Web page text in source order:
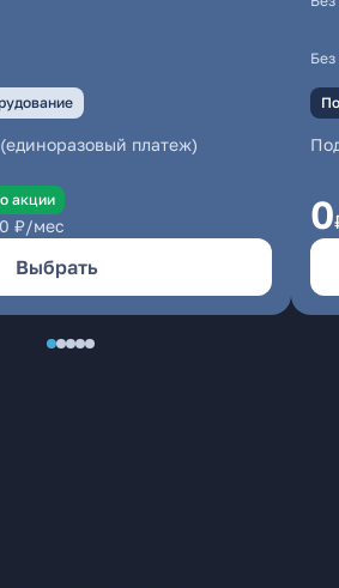
платеж)
акции
₽/мес
Выбрать
0